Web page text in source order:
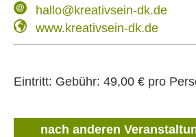
nach anderen
hallo@kreativsein-dk.de
www.kreativsein-dk.de
Eintritt: Gebühr: 49,00 € pro